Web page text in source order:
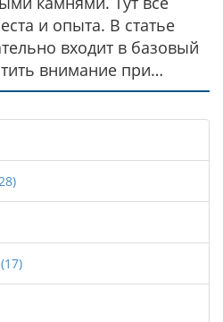
и опыта. В статье
входит в базовый
внимание при
и приманок. Поделюсь
для
Простым языком
в огромном
(17)